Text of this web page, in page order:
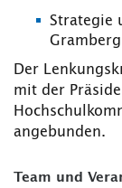
Strategie
Der
mit der
angebunden.
Team und